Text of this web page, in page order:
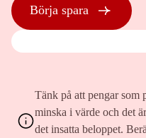
Börja spara
Tänk på att pengar som
minska i värde och det
det insatta beloppet.